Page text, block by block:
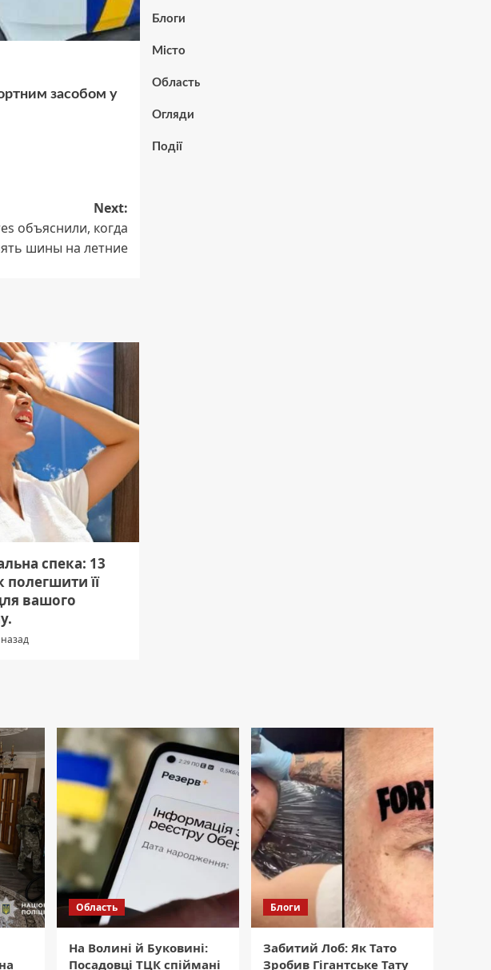
засобом у
Next:
объяснили, когда
шины на летние
спека: 13
полегшити її
вашого
Блоги
Місто
Область
Огляди
Події
Область
На Волині й Буковині:
Посадовці ТЦК спіймані
Блоги
Забитий Лоб: Як Тато
Зробив Гігантське Тату